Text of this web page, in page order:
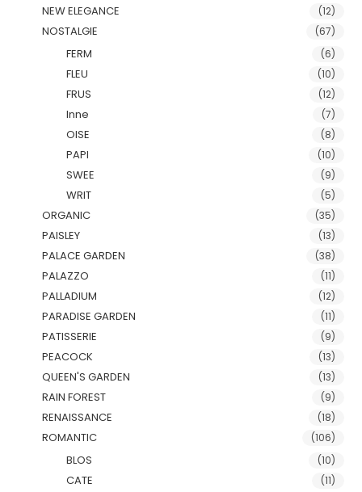
NEW ELEGANCE (12)
NOSTALGIE (67)
FERM (6)
FLEU (10)
FRUS (12)
Inne (7)
OISE (8)
PAPI (10)
SWEE (9)
WRIT (5)
ORGANIC (35)
PAISLEY (13)
PALACE GARDEN (38)
PALAZZO (11)
PALLADIUM (12)
PARADISE GARDEN (11)
PATISSERIE (9)
PEACOCK (13)
QUEEN'S GARDEN (13)
RAIN FOREST (9)
RENAISSANCE (18)
ROMANTIC (106)
BLOS (10)
CATE (11)